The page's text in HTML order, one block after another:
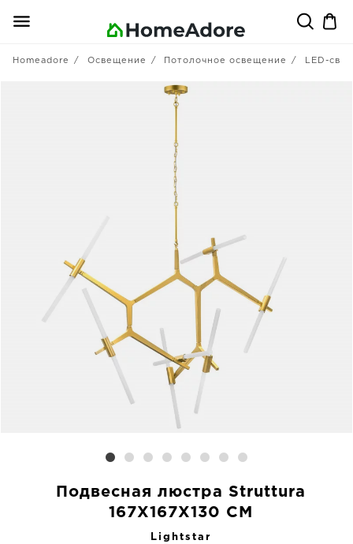
Homeadore Освещение Потолочное освещение LED-
Подвесная люстра Struttura
167X167X130 CM
Lightstar